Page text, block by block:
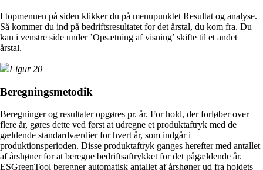
I topmenuen på siden klikker du på menupunktet Resultat og analyse.
Så kommer du ind på bedriftsresultatet for det årstal, du kom fra. Du
kan i venstre side under ’Opsætning af visning’ skifte til et andet
årstal.
Figur 20
Beregningsmetodik
Beregninger og resultater opgøres pr. år. For hold, der forløber over
flere år, gøres dette ved først at udregne et produktaftryk med de
gældende standardværdier for hvert år, som indgår i
produktionsperioden. Disse produktaftryk ganges herefter med antallet
af årshøner for at beregne bedriftsaftrykket for det pågældende år.
ESGreenTool beregner automatisk antallet af årshøner ud fra holdets